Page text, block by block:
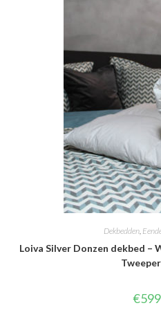
Dekbedden,
Loiva Silver Donzen dekbed –
€